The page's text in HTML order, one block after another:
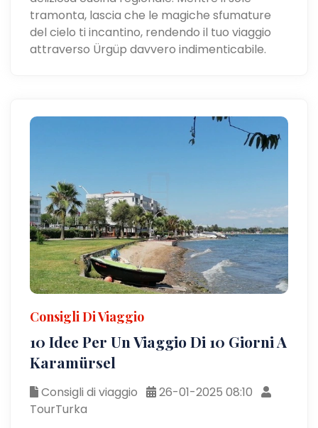
tramonta, lascia che le magiche sfumature
del cielo ti incantino, rendendo il tuo viaggio
attraverso Ürgüp davvero indimenticabile.
Consigli Di Viaggio
10 Idee Per Un Viaggio Di 10 Giorni A
Karamürsel
Consigli di viaggio
26-01-2025 08:10
TourTurka